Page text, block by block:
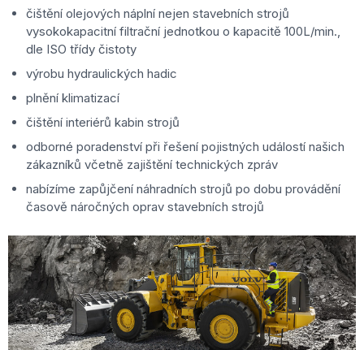
čištění olejových náplní nejen stavebních strojů
vysokokapacitní filtrační jednotkou o kapacitě 100L/min.,
dle ISO třídy čistoty
výrobu hydraulických hadic
plnění klimatizací
čištění interiérů kabin strojů
odborné poradenství při řešení pojistných událostí našich
zákazníků včetně zajištění technických zpráv
nabízíme zapůjčení náhradních strojů po dobu provádění
časově náročných oprav stavebních strojů